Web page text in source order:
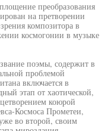
преобразования
на претворении
композитора в
космогонии в музыке
поэмы, содержит в
проблемой
включается в
этап от хаотической,
коюрой
Космоса Прометеи,
во второй, своим